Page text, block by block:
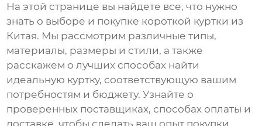
На этой странице вы найдете все, что нужно
знать о выборе и покупке короткой куртки из
Китая. Мы рассмотрим различные типы,
материалы, размеры и стили, а также
расскажем о лучших способах найти
идеальную куртку, соответствующую вашим
потребностям и бюджету. Узнайте о
проверенных поставщиках, способах оплаты и